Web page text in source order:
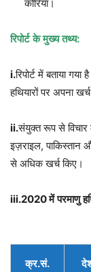
कोरिया।
रिपोर्ट के मुख्य तथ्य:
i.रिपोर्ट में बताया
हथियारों पर अपना
ii.संयुक्त रूप से विचार
इज़राइल, पाकिस्तान
से अधिक खर्च किए।
iii.2020में परमाणु
क्र.सं.